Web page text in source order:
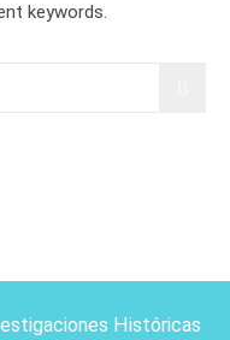
keywords.
Históricas